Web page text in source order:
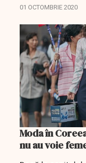
Classic.
01 OCTOMBRIE 2020
Moda în
nu au voie